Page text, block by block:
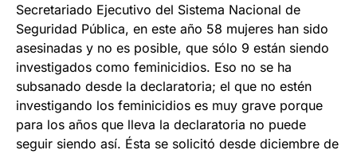
Secretariado Ejecutivo del Sistema Nacional de
Seguridad Pública, en este año 58 mujeres han sido
asesinadas y no es posible, que sólo 9 están siendo
investigados como feminicidios. Eso no se ha
subsanado desde la declaratoria; el que no estén
investigando los feminicidios es muy grave porque
para los años que lleva la declaratoria no puede
seguir siendo así. Ésta se solicitó desde diciembre de